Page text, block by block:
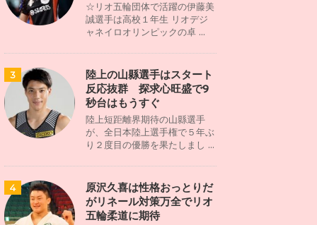
☆リオ五輪団体で活躍の伊藤美
誠選手は高校１年生 リオデジ
ャネイロオリンピックの卓 ...
3
陸上の山縣選手はスタート
反応抜群 探求心旺盛で9
秒台はもうすぐ
陸上短距離界期待の山縣選手
が、全日本陸上選手権で５年ぶ
り２度目の優勝を果たしまし ...
4
原沢久喜は性格おっとりだ
がリネール対策万全でリオ
五輪柔道に期待